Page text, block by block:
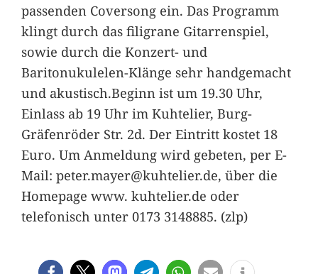
passenden Coversong ein. Das Programm
klingt durch das filigrane Gitarrenspiel,
sowie durch die Konzert- und
Baritonukulelen-Klänge sehr handgemacht
und akustisch.Beginn ist um 19.30 Uhr,
Einlass ab 19 Uhr im Kuhtelier, Burg-
Gräfenröder Str. 2d. Der Eintritt kostet 18
Euro. Um Anmeldung wird gebeten, per E-
Mail: peter.mayer@kuhtelier.de, über die
Homepage www. kuhtelier.de oder
telefonisch unter 0173 3148885. (zlp)